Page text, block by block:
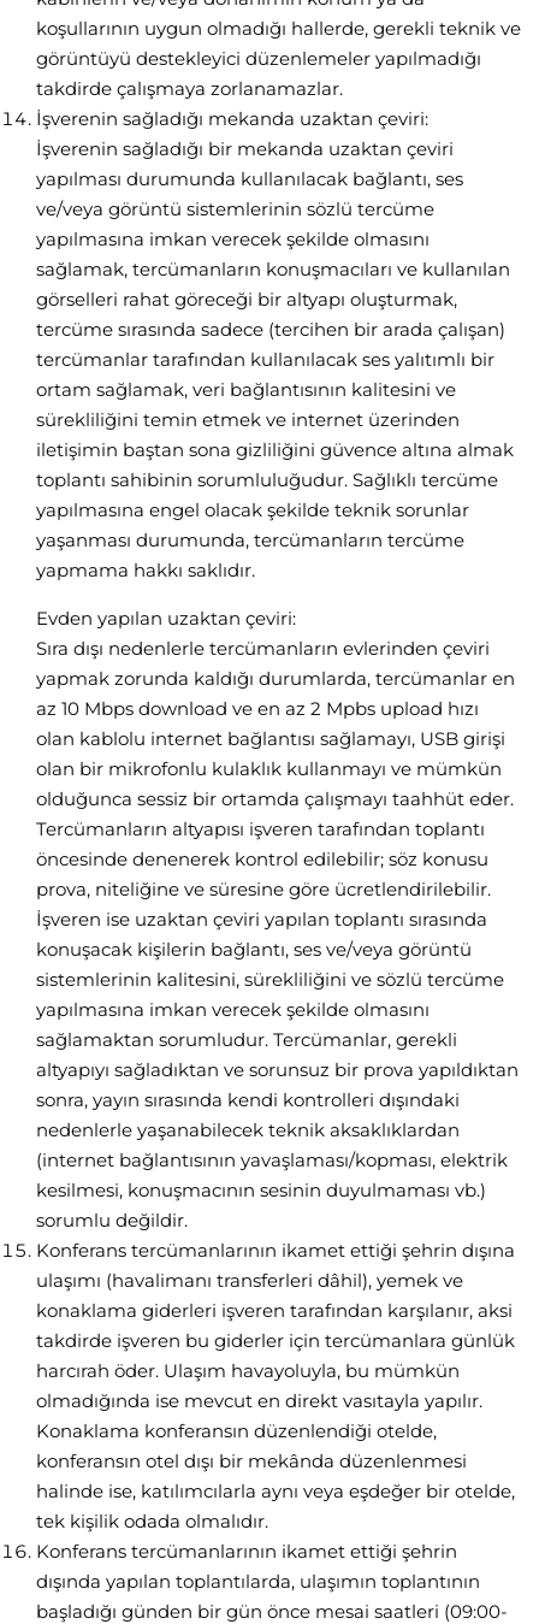
koşullarının uygun olmadığı hallerde, gerekli teknik ve
görüntüyü destekleyici düzenlemeler yapılmadığı
takdirde çalışmaya zorlanamazlar.
İşverenin sağladığı mekanda uzaktan çeviri:
İşverenin sağladığı bir mekanda uzaktan çeviri
yapılması durumunda kullanılacak bağlantı, ses
ve/veya görüntü sistemlerinin sözlü tercüme
yapılmasına imkan verecek şekilde olmasını
sağlamak, tercümanların konuşmacıları ve kullanılan
görselleri rahat göreceği bir altyapı oluşturmak,
tercüme sırasında sadece (tercihen bir arada çalışan)
tercümanlar tarafından kullanılacak ses yalıtımlı bir
ortam sağlamak, veri bağlantısının kalitesini ve
sürekliliğini temin etmek ve internet üzerinden
iletişimin baştan sona gizliliğini güvence altına almak
toplantı sahibinin sorumluluğudur. Sağlıklı tercüme
yapılmasına engel olacak şekilde teknik sorunlar
yaşanması durumunda, tercümanların tercüme
yapmama hakkı saklıdır.
Evden yapılan uzaktan çeviri:
Sıra dışı nedenlerle tercümanların evlerinden çeviri
yapmak zorunda kaldığı durumlarda, tercümanlar en
az 10 Mbps download ve en az 2 Mpbs upload hızı
olan kablolu internet bağlantısı sağlamayı, USB girişi
olan bir mikrofonlu kulaklık kullanmayı ve mümkün
olduğunca sessiz bir ortamda çalışmayı taahhüt eder.
Tercümanların altyapısı işveren tarafından toplantı
öncesinde denenerek kontrol edilebilir; söz konusu
prova, niteliğine ve süresine göre ücretlendirilebilir.
İşveren ise uzaktan çeviri yapılan toplantı sırasında
konuşacak kişilerin bağlantı, ses ve/veya görüntü
sistemlerinin kalitesini, sürekliliğini ve sözlü tercüme
yapılmasına imkan verecek şekilde olmasını
sağlamaktan sorumludur. Tercümanlar, gerekli
altyapıyı sağladıktan ve sorunsuz bir prova yapıldıktan
sonra, yayın sırasında kendi kontrolleri dışındaki
nedenlerle yaşanabilecek teknik aksaklıklardan
(internet bağlantısının yavaşlaması/kopması, elektrik
kesilmesi, konuşmacının sesinin duyulmaması vb.)
sorumlu değildir.
Konferans tercümanlarının ikamet ettiği şehrin dışına
ulaşımı (havalimanı transferleri dâhil), yemek ve
konaklama giderleri işveren tarafından karşılanır, aksi
takdirde işveren bu giderler için tercümanlara günlük
harcırah öder. Ulaşım havayoluyla, bu mümkün
olmadığında ise mevcut en direkt vasıtayla yapılır.
Konaklama konferansın düzenlendiği otelde,
konferansın otel dışı bir mekânda düzenlenmesi
halinde ise, katılımcılarla aynı veya eşdeğer bir otelde,
tek kişilik odada olmalıdır.
Konferans tercümanlarının ikamet ettiği şehrin
dışında yapılan toplantılarda, ulaşımın toplantının
başladığı günden bir gün önce mesai saatleri (09:00-